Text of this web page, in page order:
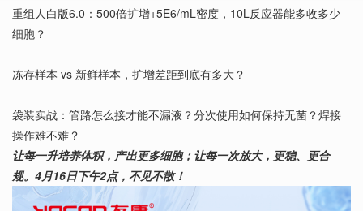
重组人白版6.0：500倍扩增+5E6/mL密度，10L反应器能多收多少
细胞？
冻存样本 vs 新鲜样本，扩增差距到底有多大？
袋装实战：管路怎么接才能不漏液？分次使用如何保持无菌？焊接
操作难不难？
让每一升培养体积，产出更多细胞；让每一次放大，更稳、更合
规。4月16日下午2点，不见不散！